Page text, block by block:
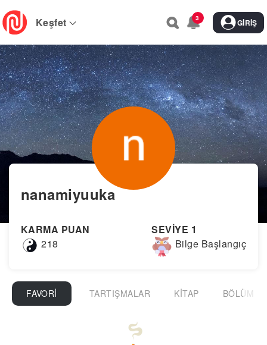
Skip
to
main
navigation
Keşfet 3 GIRIŞ
nanamiyuuka
KARMA PUAN
218
SEVİYE 1
Bilge Başlangıç
FAVORI TARTIŞMALAR KITAP BÖLÜM